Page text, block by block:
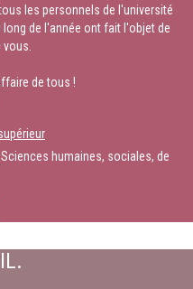
les personnels de l'université
de l'année ont fait l'objet de
de tous !
humaines, sociales, de